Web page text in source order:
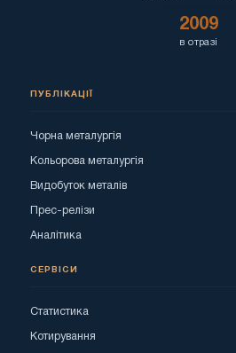
2009
в отразі
ПУБЛІКАЦІЇ
Чорна металургія
Кольорова металургія
Видобуток металів
Прес-релізи
Аналітика
СЕРВІСИ
Статистика
Котирування